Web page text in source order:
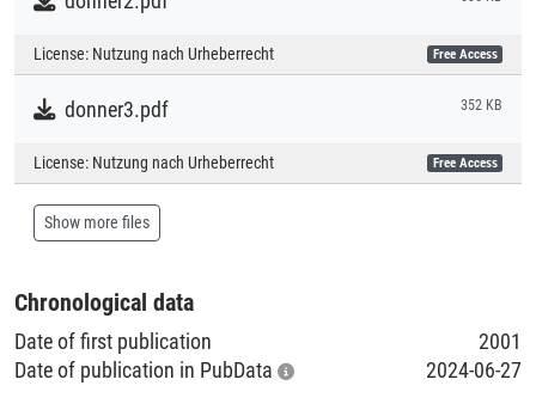
License: Nutzung nach Urheberrecht Free Access
donner3.pdf 352 KB
License: Nutzung nach Urheberrecht Free Access
Show more files
Chronological data
Date of first publication
2001
Date of publication in PubData
2024-06-27